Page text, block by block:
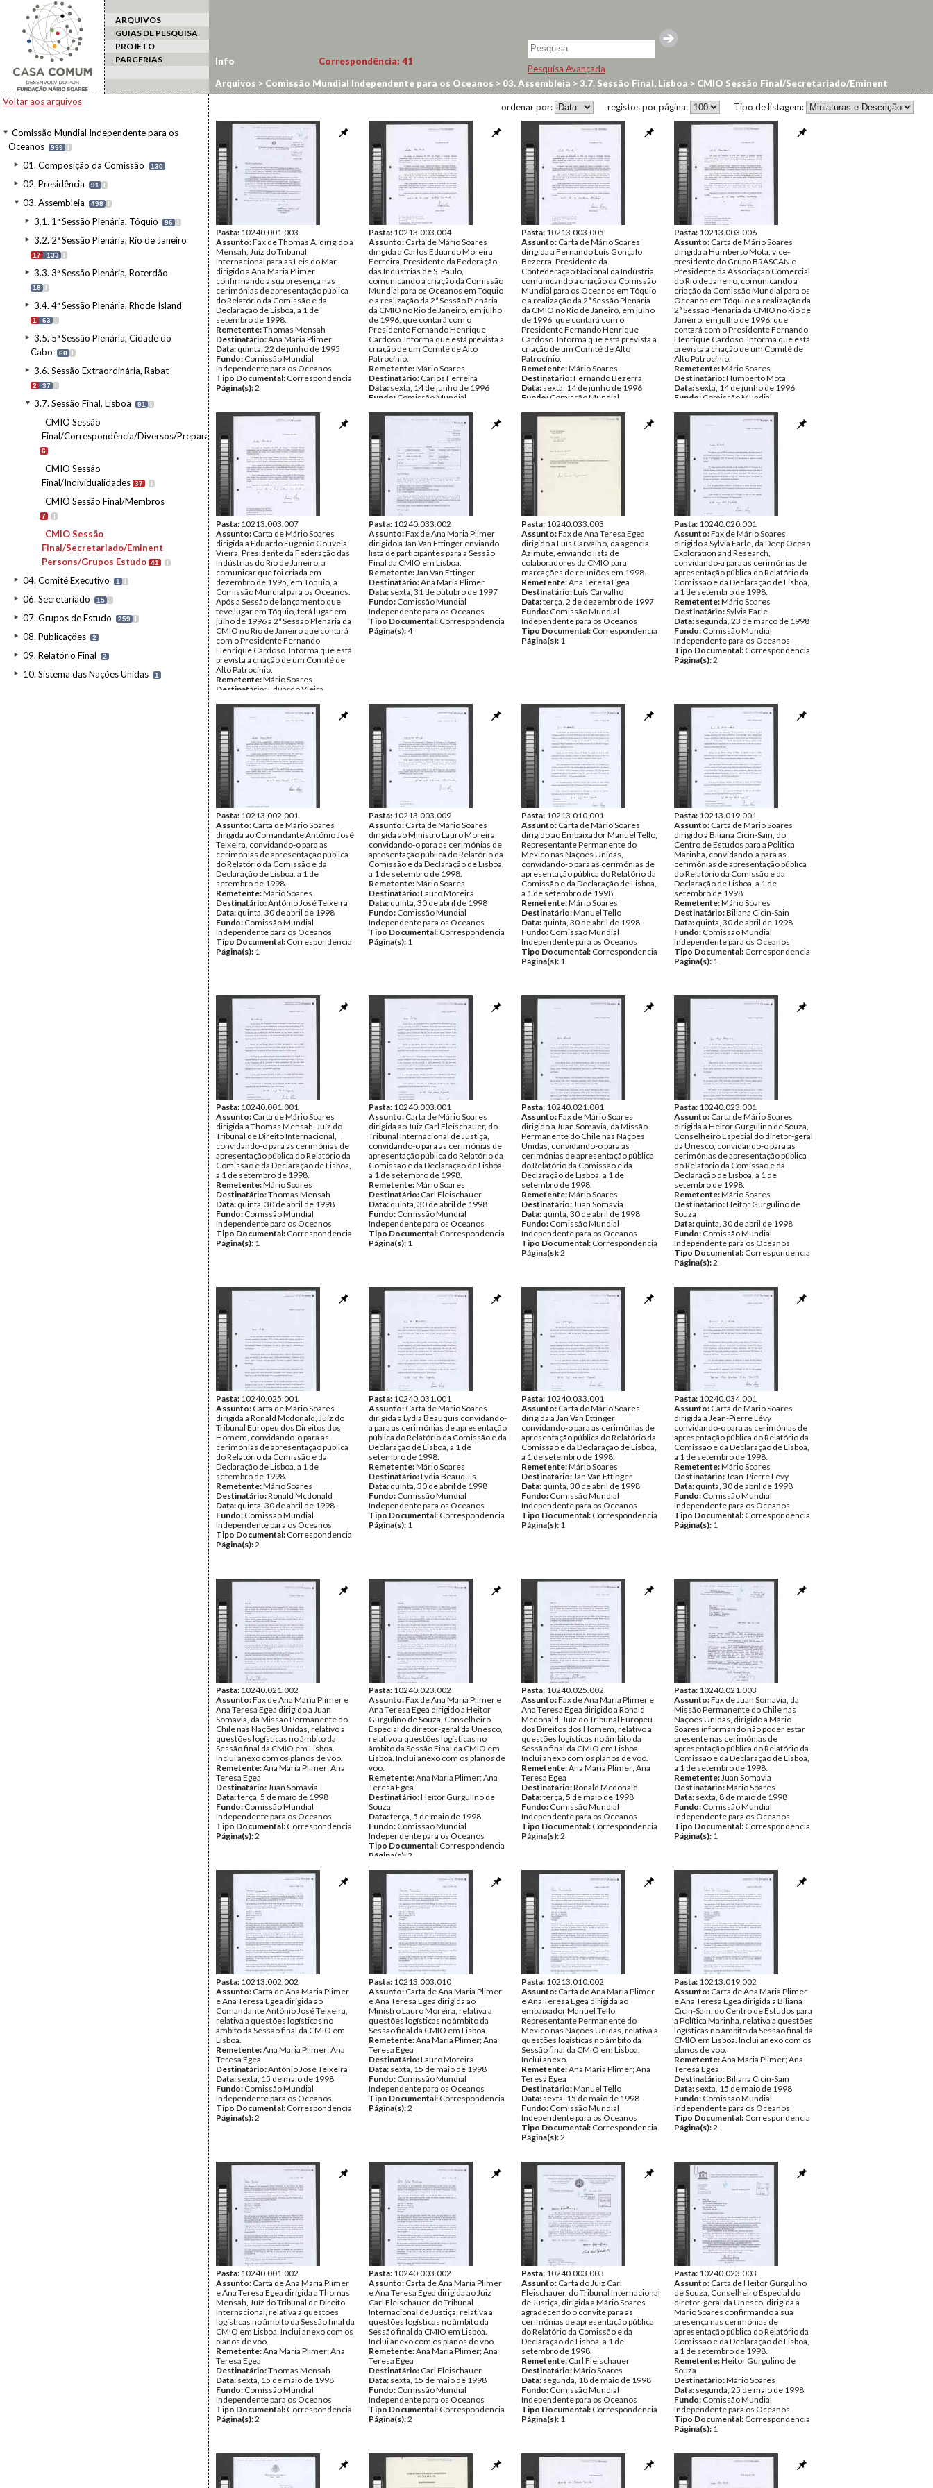
ARQUIVOS
GUIAS DE PESQUISA
PROJETO
PARCERIAS
Pesquisa Avançada
Voltar aos arquivos
Comissão Mundial Independente para os
Oceanos
999 I
01. Composição da Comissão 130
02. Presidência 91 I
03. Assembleia 498 I
3.1. 1ª Sessão Plenária, Tóquio 96 I
3.2. 2ª Sessão Plenária, Rio de Janeiro
17 133 I
3.3. 3ª Sessão Plenária, Roterdão
18 I
3.4. 4ª Sessão Plenária, Rhode Island
1 63 I
3.5. 5ª Sessão Plenária, Cidade do
Cabo
60 I
3.6. Sessão Extraordinária, Rabat
2 37 I
3.7. Sessão Final, Lisboa 91 I
CMIO Sessão
Final/Correspondência/Diversos/Preparação
6
CMIO Sessão
Final/Individualidades 37 I
CMIO Sessão Final/Membros
7 I
CMIO Sessão
Final/Secretariado/Eminent
Persons/Grupos Estudo 41 I
04. Comité Executivo 1 I
06. Secretariado 15 I
07. Grupos de Estudo 259 I
08. Publicações 2
09. Relatório Final 2
10. Sistema das Nações Unidas 1
Info Correspondência: 41
Arquivos > Comissão Mundial Independente para os Oceanos > 03. Assembleia >3.7. Sessão Final, Lisboa > CMIO Sessão Final/Secretariado/Eminent
Persons/Grupos Estudo
Tipo de listagem:
registos por página:
ordenar por:
Pasta: 10240.001.003
Assunto:Fax de Thomas A. dirigido a
Mensah, Juíz do Tribunal
Internacional para as Leis do Mar,
dirigido a Ana Maria Plimer
confirmando a sua presença nas
cerimónias de apresentação pública
do Relatório da Comissão e da
Declaração de Lisboa, a 1 de
setembro de 1998.
Remetente:Thomas Mensah
Destinatário:Ana Maria Plimer
Data: quinta, 22 de junho de 1995
Fundo: Comissão Mundial
Independente para os Oceanos
Tipo Documental: Correspondencia
Página(s):2
Pasta: 10213.003.004
Assunto: Carta de Mário Soares
dirigida a Carlos Eduardo Moreira
Ferreira, Presidente da Federação
das Indústrias de S. Paulo,
comunicando a criação da Comissão
Mundial para os Oceanos em Tóquio
e a realização da 2ª Sessão Plenária
da CMIO no Rio de Janeiro, em julho
de 1996, que contará com o
Presidente Fernando Henrique
Cardoso. Informa que está prevista a
criação de um Comité de Alto
Patrocínio.
Remetente:Mário Soares
Destinatário: Carlos Ferreira
Data: sexta, 14 de junho de 1996
Fundo: Comissão Mundial
Tipo Documental:Correspondencia
Pasta: 10213.003.005
Assunto: Carta de Mário Soares
dirigida a Fernando Luís Gonçalo
Bezerra, Presidente da
Confederação Nacional da Indústria,
comunicando a criação da Comissão
Mundial para os Oceanos em Tóquio
e a realização da 2ª Sessão Plenária
da CMIO no Rio de Janeiro, em julho
de 1996, que contará com o
Presidente Fernando Henrique
Cardoso. Informa que está prevista a
criação de um Comité de Alto
Patrocínio.
Remetente:Mário Soares
Destinatário:Fernando Bezerra
Data: sexta, 14 de junho de 1996
Fundo: Comissão Mundial
Tipo Documental:Correspondencia
Pasta: 10213.003.006
Assunto: Carta de Mário Soares
dirigida a Humberto Mota, vice-
presidente do Grupo BRASCAN e
Presidente da Associação Comercial
do Rio de Janeiro, comunicando a
criação da Comissão Mundial para os
Oceanos em Tóquio e a realização da
2ª Sessão Plenária da CMIO no Rio de
Janeiro, em julho de 1996, que
contará com o Presidente Fernando
Henrique Cardoso. Informa que está
prevista a criação de um Comité de
Alto Patrocínio.
Remetente:Mário Soares
Destinatário:Humberto Mota
Data: sexta, 14 de junho de 1996
Fundo: Comissão Mundial
Tipo Documental:Correspondencia
Página(s):
Pasta: 10213.003.007
Assunto: Carta de Mário Soares
dirigida a Eduardo Eugénio Gouveia
Vieira, Presidente da Federação das
Indústrias do Rio de Janeiro, a
comunicar que foi criada em
dezembro de 1995, em Tóquio, a
Comissão Mundial para os Oceanos.
Após a Sessão de lançamento que
teve lugar em Tóquio, terá lugar em
julho de 1996 a 2ª Sessão Plenária da
CMIO no Rio de Janeiro que contará
com o Presidente Fernando
Henrique Cardoso. Informa que está
prevista a criação de um Comité de
Alto Patrocínio.
Remetente:Mário Soares
Destinatário:Eduardo Vieira
Fundo:Comissão Mundial
Independente para os Oceanos
Tipo Documental:
Página(s):2
Pasta: 10240.033.002
Assunto:Fax de Ana Maria Plimer
dirigido a Jan Van Ettinger enviando
lista de participantes para a Sessão
Final da CMIO em Lisboa.
Remetente:Jan Van Ettinger
Destinatário:Ana Maria Plimer
Data: sexta, 31 de outubro de 1997
Fundo: Comissão Mundial
Independente para os Oceanos
Tipo Documental: Correspondencia
Página(s):4
Pasta: 10240.033.003
Assunto:Fax de Ana Teresa Egea
dirigido a Luís Carvalho, da agência
Azimute, enviando lista de
colaboradores da CMIO para
marcações de reuniões em 1998.
Remetente:Ana Teresa Egea
Destinatário:Luís Carvalho
Data:terça, 2 de dezembro de 1997
Fundo: Comissão Mundial
Independente para os Oceanos
Tipo Documental: Correspondencia
Página(s): 1
Pasta: 10240.020.001
Assunto:Fax de Mário Soares
dirigido a Sylvia Earle, da Deep Ocean
Exploration and Research,
convidando-a para as cerimónias de
apresentação pública do Relatório da
Comissão e da Declaração de Lisboa,
a 1 de setembro de 1998.
Remetente:Mário Soares
Destinatário:Sylvia Earle
Data: segunda, 23 de março de 1998
Fundo: Comissão Mundial
Independente para os Oceanos
Tipo Documental: Correspondencia
Página(s):2
Pasta: 10213.002.001
Assunto: Carta de Mário Soares
dirigida ao Comandante António José
Teixeira, convidando-o para as
cerimónias de apresentação pública
do Relatório da Comissão e da
Declaração de Lisboa, a 1 de
setembro de 1998.
Remetente:Mário Soares
Destinatário:António José Teixeira
Data: quinta, 30 de abril de 1998
Fundo: Comissão Mundial
Independente para os Oceanos
Tipo Documental: Correspondencia
Página(s): 1
Pasta: 10213.003.009
Assunto: Carta de Mário Soares
dirigida ao Ministro Lauro Moreira,
convidando-o para as cerimónias de
apresentação pública do Relatório da
Comissão e da Declaração de Lisboa,
a 1 de setembro de 1998.
Remetente:Mário Soares
Destinatário:Lauro Moreira
Data: quinta, 30 de abril de 1998
Fundo: Comissão Mundial
Independente para os Oceanos
Tipo Documental: Correspondencia
Página(s): 1
Pasta: 10213.010.001
Assunto: Carta de Mário Soares
dirigido ao Embaixador Manuel Tello,
Representante Permanente do
México nas Nações Unidas,
convidando-o para as cerimónias de
apresentação pública do Relatório da
Comissão e da Declaração de Lisboa,
a 1 de setembro de 1998.
Remetente:Mário Soares
Destinatário:Manuel Tello
Data: quinta, 30 de abril de 1998
Fundo: Comissão Mundial
Independente para os Oceanos
Tipo Documental: Correspondencia
Página(s): 1
Pasta: 10213.019.001
Assunto: Carta de Mário Soares
dirigido a Biliana Cicin-Sain, do
Centro de Estudos para a Política
Marinha, convidando-a para as
cerimónias de apresentação pública
do Relatório da Comissão e da
Declaração de Lisboa, a 1 de
setembro de 1998.
Remetente:Mário Soares
Destinatário:Biliana Cicin-Sain
Data: quinta, 30 de abril de 1998
Fundo: Comissão Mundial
Independente para os Oceanos
Tipo Documental: Correspondencia
Página(s): 1
Pasta: 10240.001.001
Assunto: Carta de Mário Soares
dirigida a Thomas Mensah, Juíz do
Tribunal de Direito Internacional,
convidando-o para as cerimónias de
apresentação pública do Relatório da
Comissão e da Declaração de Lisboa,
a 1 de setembro de 1998.
Remetente:Mário Soares
Destinatário:Thomas Mensah
Data: quinta, 30 de abril de 1998
Fundo: Comissão Mundial
Independente para os Oceanos
Tipo Documental: Correspondencia
Página(s): 1
Pasta: 10240.003.001
Assunto: Carta de Mário Soares
dirigida ao Juiz Carl Fleischauer, do
Tribunal Internacional de Justiça,
convidando-o para as cerimónias de
apresentação pública do Relatório da
Comissão e da Declaração de Lisboa,
a 1 de setembro de 1998.
Remetente:Mário Soares
Destinatário: Carl Fleischauer
Data: quinta, 30 de abril de 1998
Fundo: Comissão Mundial
Independente para os Oceanos
Tipo Documental: Correspondencia
Página(s): 1
Pasta: 10240.021.001
Assunto:Fax de Mário Soares
dirigido a Juan Somavia, da Missão
Permanente do Chile nas Nações
Unidas, convidando-o para as
cerimónias de apresentação pública
do Relatório da Comissão e da
Declaração de Lisboa, a 1 de
setembro de 1998.
Remetente:Mário Soares
Destinatário:Juan Somavia
Data: quinta, 30 de abril de 1998
Fundo: Comissão Mundial
Independente para os Oceanos
Tipo Documental: Correspondencia
Página(s):2
Pasta: 10240.023.001
Assunto: Carta de Mário Soares
dirigida a Heitor Gurgulino de Souza,
Conselheiro Especial do diretor-geral
da Unesco, convidando-o para as
cerimónias de apresentação pública
do Relatório da Comissão e da
Declaração de Lisboa, a 1 de
setembro de 1998.
Remetente:Mário Soares
Destinatário:Heitor Gurgulino de
Souza
Data: quinta, 30 de abril de 1998
Fundo: Comissão Mundial
Independente para os Oceanos
Tipo Documental: Correspondencia
Página(s):2
Pasta: 10240.025.001
Assunto: Carta de Mário Soares
dirigida a Ronald Mcdonald, Juíz do
Tribunal Europeu dos Direitos dos
Homem, convidando-o para as
cerimónias de apresentação pública
do Relatório da Comissão e da
Declaração de Lisboa, a 1 de
setembro de 1998.
Remetente:Mário Soares
Destinatário:Ronald Mcdonald
Data: quinta, 30 de abril de 1998
Fundo: Comissão Mundial
Independente para os Oceanos
Tipo Documental: Correspondencia
Página(s):2
Pasta: 10240.031.001
Assunto: Carta de Mário Soares
dirigida a Lydia Beauquis convidando-
a para as cerimónias de apresentação
pública do Relatório da Comissão e da
Declaração de Lisboa, a 1 de
setembro de 1998.
Remetente:Mário Soares
Destinatário:Lydia Beauquis
Data: quinta, 30 de abril de 1998
Fundo: Comissão Mundial
Independente para os Oceanos
Tipo Documental: Correspondencia
Página(s): 1
Pasta: 10240.033.001
Assunto: Carta de Mário Soares
dirigida a Jan Van Ettinger
convidando-o para as cerimónias de
apresentação pública do Relatório da
Comissão e da Declaração de Lisboa,
a 1 de setembro de 1998.
Remetente:Mário Soares
Destinatário:Jan Van Ettinger
Data: quinta, 30 de abril de 1998
Fundo: Comissão Mundial
Independente para os Oceanos
Tipo Documental: Correspondencia
Página(s): 1
Pasta: 10240.034.001
Assunto: Carta de Mário Soares
dirigida a Jean-Pierre Lévy
convidando-o para as cerimónias de
apresentação pública do Relatório da
Comissão e da Declaração de Lisboa,
a 1 de setembro de 1998.
Remetente:Mário Soares
Destinatário:Jean-Pierre Lévy
Data: quinta, 30 de abril de 1998
Fundo: Comissão Mundial
Independente para os Oceanos
Tipo Documental: Correspondencia
Página(s): 1
Pasta: 10240.021.002
Assunto:Fax de Ana Maria Plimer e
Ana Teresa Egea dirigido a Juan
Somavia, da Missão Permanente do
Chile nas Nações Unidas, relativo a
questões logísticas no âmbito da
Sessão final da CMIO em Lisboa.
Inclui anexo com os planos de voo.
Remetente:Ana Maria Plimer; Ana
Teresa Egea
Destinatário:Juan Somavia
Data:terça, 5 de maio de 1998
Fundo: Comissão Mundial
Independente para os Oceanos
Tipo Documental: Correspondencia
Página(s):2
Pasta: 10240.023.002
Assunto:Fax de Ana Maria Plimer e
Ana Teresa Egea dirigido a Heitor
Gurgulino de Souza, Conselheiro
Especial do diretor-geral da Unesco,
relativo a questões logísticas no
âmbito da Sessão Final da CMIO em
Lisboa. Inclui anexo com os planos de
voo.
Remetente:Ana Maria Plimer; Ana
Teresa Egea
Destinatário:Heitor Gurgulino de
Souza
Data:terça, 5 de maio de 1998
Fundo: Comissão Mundial
Independente para os Oceanos
Tipo Documental: Correspondencia
Página(s):2
Pasta: 10240.025.002
Assunto:Fax de Ana Maria Plimer e
Ana Teresa Egea dirigido a Ronald
Mcdonald, Juíz do Tribunal Europeu
dos Direitos dos Homem, relativo a
questões logísticas no âmbito da
Sessão final da CMIO em Lisboa.
Inclui anexo com os planos de voo.
Remetente:Ana Maria Plimer; Ana
Teresa Egea
Destinatário:Ronald Mcdonald
Data:terça, 5 de maio de 1998
Fundo: Comissão Mundial
Independente para os Oceanos
Tipo Documental: Correspondencia
Página(s):2
Pasta: 10240.021.003
Assunto:Fax de Juan Somavia, da
Missão Permanente do Chile nas
Nações Unidas, dirigido a Mário
Soares informando não poder estar
presente nas cerimónias de
apresentação pública do Relatório da
Comissão e da Declaração de Lisboa,
a 1 de setembro de 1998.
Remetente:Juan Somavia
Destinatário:Mário Soares
Data: sexta, 8 de maio de 1998
Fundo: Comissão Mundial
Independente para os Oceanos
Tipo Documental: Correspondencia
Página(s): 1
Pasta: 10213.002.002
Assunto: Carta de Ana Maria Plimer
e Ana Teresa Egea dirigida ao
Comandante António José Teixeira,
relativa a questões logísticas no
âmbito da Sessão final da CMIO em
Lisboa.
Remetente:Ana Maria Plimer; Ana
Teresa Egea
Destinatário:António José Teixeira
Data: sexta, 15 de maio de 1998
Fundo: Comissão Mundial
Independente para os Oceanos
Tipo Documental: Correspondencia
Página(s):2
Pasta: 10213.003.010
Assunto: Carta de Ana Maria Plimer
e Ana Teresa Egea dirigida ao
Ministro Lauro Moreira, relativa a
questões logísticas no âmbito da
Sessão final da CMIO em Lisboa.
Remetente:Ana Maria Plimer; Ana
Teresa Egea
Destinatário:Lauro Moreira
Data: sexta, 15 de maio de 1998
Fundo: Comissão Mundial
Independente para os Oceanos
Tipo Documental: Correspondencia
Página(s):2
Pasta: 10213.010.002
Assunto: Carta de Ana Maria Plimer
e Ana Teresa Egea dirigida ao
embaixador Manuel Tello,
Representante Permanente do
México nas Nações Unidas, relativa a
questões logísticas no âmbito da
Sessão final da CMIO em Lisboa.
Inclui anexo.
Remetente:Ana Maria Plimer; Ana
Teresa Egea
Destinatário:Manuel Tello
Data: sexta, 15 de maio de 1998
Fundo: Comissão Mundial
Independente para os Oceanos
Tipo Documental: Correspondencia
Página(s):2
Pasta: 10213.019.002
Assunto: Carta de Ana Maria Plimer
e Ana Teresa Egea dirigida a Biliana
Cicin-Sain, do Centro de Estudos para
a Política Marinha, relativa a questões
logísticas no âmbito da Sessão final da
CMIO em Lisboa. Inclui anexo com os
planos de voo.
Remetente:Ana Maria Plimer; Ana
Teresa Egea
Destinatário:Biliana Cicin-Sain
Data: sexta, 15 de maio de 1998
Fundo: Comissão Mundial
Independente para os Oceanos
Tipo Documental: Correspondencia
Página(s):2
Pasta: 10240.001.002
Assunto: Carta de Ana Maria Plimer
e Ana Teresa Egea dirigida a Thomas
Mensah, Juíz do Tribunal de Direito
Internacional, relativa a questões
logísticas no âmbito da Sessão final da
CMIO em Lisboa. Inclui anexo com os
planos de voo.
Remetente:Ana Maria Plimer; Ana
Teresa Egea
Destinatário:Thomas Mensah
Data: sexta, 15 de maio de 1998
Fundo: Comissão Mundial
Independente para os Oceanos
Tipo Documental: Correspondencia
Página(s):2
Pasta: 10240.003.002
Assunto: Carta de Ana Maria Plimer
e Ana Teresa Egea dirigida ao Juiz
Carl Fleischauer, do Tribunal
Internacional de Justiça, relativa a
questões logísticas no âmbito da
Sessão final da CMIO em Lisboa.
Inclui anexo com os planos de voo.
Remetente:Ana Maria Plimer; Ana
Teresa Egea
Destinatário: Carl Fleischauer
Data: sexta, 15 de maio de 1998
Fundo: Comissão Mundial
Independente para os Oceanos
Tipo Documental: Correspondencia
Página(s):2
Pasta: 10240.003.003
Assunto: Carta do Juiz Carl
Fleischauer, do Tribunal Internacional
de Justiça, dirigida a Mário Soares
agradecendo o convite para as
cerimónias de apresentação pública
do Relatório da Comissão e da
Declaração de Lisboa, a 1 de
setembro de 1998.
Remetente: Carl Fleischauer
Destinatário:Mário Soares
Data: segunda, 18 de maio de 1998
Fundo: Comissão Mundial
Independente para os Oceanos
Tipo Documental: Correspondencia
Página(s): 1
Pasta: 10240.023.003
Assunto: Carta de Heitor Gurgulino
de Souza, Conselheiro Especial do
diretor-geral da Unesco, dirigida a
Mário Soares confirmando a sua
presença nas cerimónias de
apresentação pública do Relatório da
Comissão e da Declaração de Lisboa,
a 1 de setembro de 1998.
Remetente:Heitor Gurgulino de
Souza
Destinatário:Mário Soares
Data: segunda, 25 de maio de 1998
Fundo: Comissão Mundial
Independente para os Oceanos
Tipo Documental: Correspondencia
Página(s): 1